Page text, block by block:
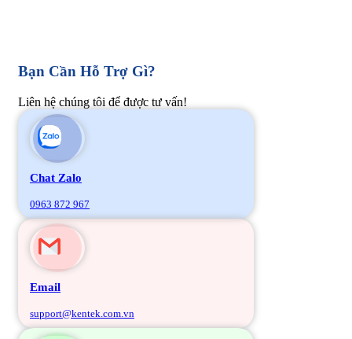
Bạn Cần Hỗ Trợ Gì?
Liên hệ chúng tôi để được tư vấn!
Chat Zalo
0963 872 967
Email
support@kentek.com.vn